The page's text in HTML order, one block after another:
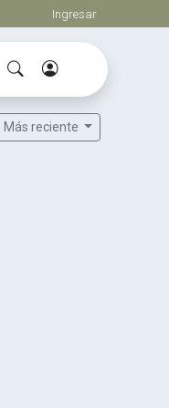
Ingresar
Más reciente